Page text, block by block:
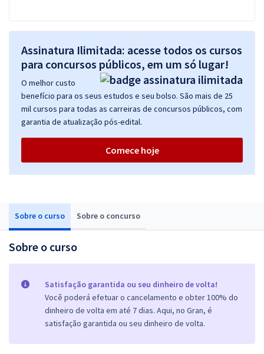
Sobre o curso Sobre o concurso
Sobre o curso
Satisfação garantida ou seu dinheiro de volta!
Você poderá efetuar o cancelamento e obter 100% do
dinheiro de volta em até 7 dias. Aqui, no Gran, é
satisfação garantida ou seu dinheiro de volta.
Assinatura Ilimitada: acesse todos os cursos
para concursos públicos, em um só lugar!
O melhor custo
benefício para os seus estudos e seu bolso. São mais de 25
mil cursos para todas as carreiras de concursos públicos, com
garantia de atualização pós-edital.
Comece hoje